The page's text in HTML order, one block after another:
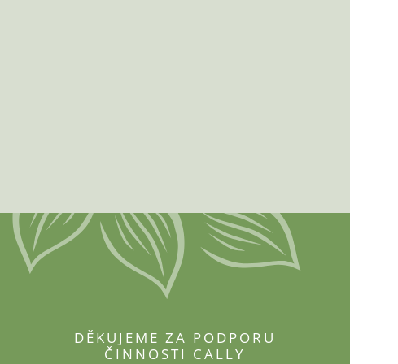
DĚKUJEME ZA PODPORU
ČINNOSTI CALLY